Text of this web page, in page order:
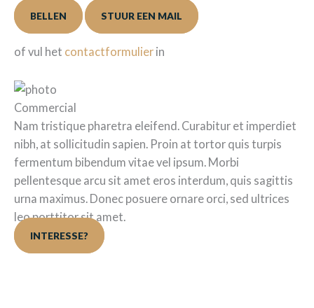
BELLEN STUUR EEN MAIL
of vul het contactformulier in
Commercial
Nam tristique pharetra eleifend. Curabitur et imperdiet
nibh, at sollicitudin sapien. Proin at tortor quis turpis
fermentum bibendum vitae vel ipsum. Morbi
pellentesque arcu sit amet eros interdum, quis sagittis
urna maximus. Donec posuere ornare orci, sed ultrices
leo porttitor sit amet.
INTERESSE?